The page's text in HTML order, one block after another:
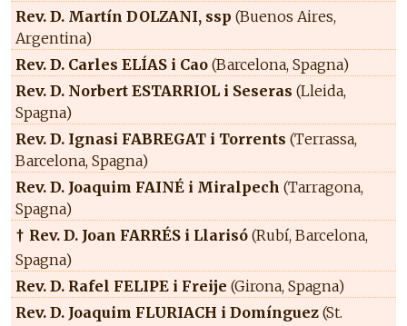
Rev. D. Martín DOLZANI, ssp (Buenos Aires,
Argentina)
Rev. D. Carles ELÍAS i Cao (Barcelona, Spagna)
Rev. D. Norbert ESTARRIOL i Seseras (Lleida,
Spagna)
Rev. D. Ignasi FABREGAT i Torrents (Terrassa,
Barcelona, Spagna)
Rev. D. Joaquim FAINÉ i Miralpech (Tarragona,
Spagna)
† Rev. D. Joan FARRÉS i Llarisó (Rubí, Barcelona,
Spagna)
Rev. D. Rafel FELIPE i Freije (Girona, Spagna)
Rev. D. Joaquim FLURIACH i Domínguez (St.